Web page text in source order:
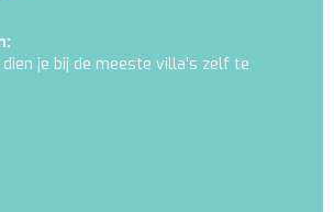
dien je bij de meeste villa's zelf te